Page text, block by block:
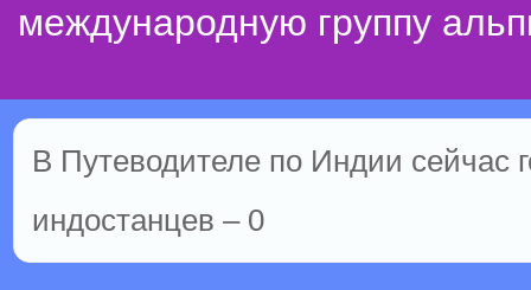
международную группу
В Путеводителе по Индии сейчас
индостанцев – 0